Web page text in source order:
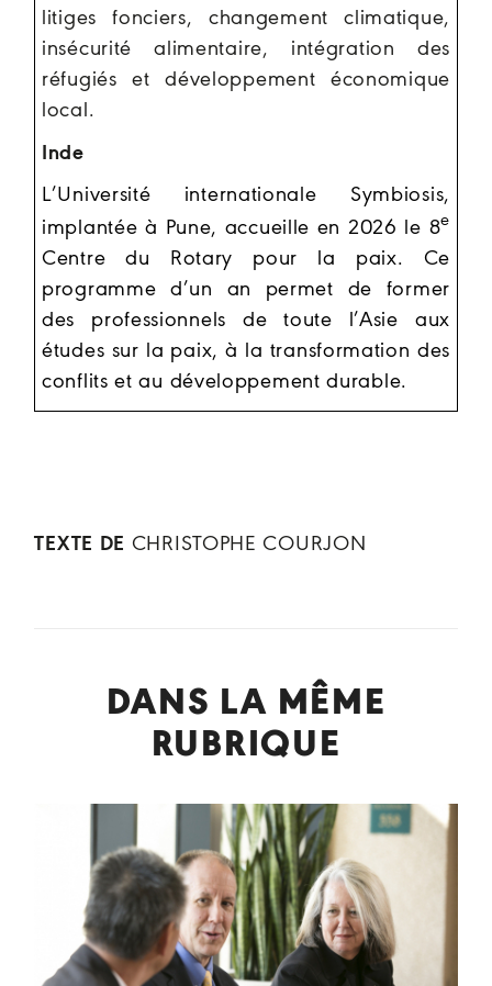
litiges fonciers, changement climatique,
insécurité alimentaire, intégration des
réfugiés et développement économique
local.
Inde
L’Université internationale Symbiosis,
implantée à Pune, accueille en 2026 le 8e
Centre du Rotary pour la paix. Ce
programme d’un an permet de former
des professionnels de toute l’Asie aux
études sur la paix, à la transformation des
conflits et au développement durable.
TEXTE DE CHRISTOPHE COURJON
DANS LA MÊME
RUBRIQUE